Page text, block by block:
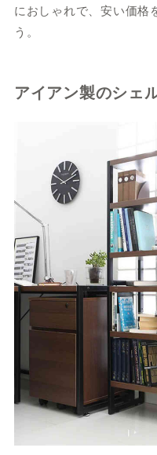
におしゃれで、安い価格
う。
アイアン製のシェ